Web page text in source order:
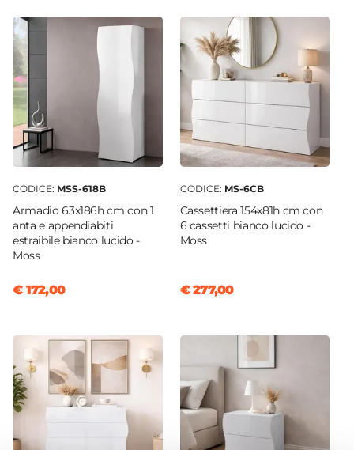
Profondità
Colore Piano
Bianco
Colore Cassetti
Bianco
Colore Piedi
Bianco
Materiale Piedi
Legno nobilitato
Spessore Pannello
2,5 cm
Materiale Piano
Legno nobilitato
CODICE: MSS-618B
Armadio 63x186h cm con 1
anta e appendiabiti
estraibile bianco lucido -
Moss
€ 172,00
CODICE: MS-6CB
Cassettiera 154x81h cm con
6 cassetti bianco lucido -
Moss
€ 277,00